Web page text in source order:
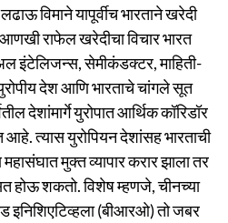
विमाने यापूर्वीच भारताने खरेदी
राफेल खरेदीचा विचार भारत
इंटेलिजन्स, सेमीकंडक्टर, माहिती-
देश आणि भारताचे चांगले सूत
देशांमार्गे युरोपात आर्थिक कॉरिडॉर
आहे. त्यास युरोपियन देशांसह भारताची
मुक्त व्यापार करार झाला तर
होऊ शकतो. विशेष म्हणजे, चीनच्या
इनिशिएटिव्हला (बीआरओ) तो जबर